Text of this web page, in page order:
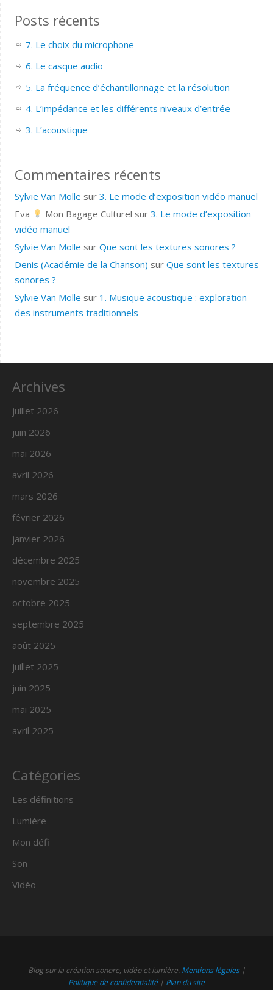
Posts récents
7. Le choix du microphone
6. Le casque audio
5. La fréquence d’échantillonnage et la résolution
4. L’impédance et les différents niveaux d’entrée
3. L’acoustique
Commentaires récents
Sylvie Van Molle sur 3. Le mode d’exposition vidéo manuel
Eva
Mon Bagage Culturel sur 3. Le mode d’exposition
vidéo manuel
Sylvie Van Molle sur Que sont les textures sonores ?
Denis (Académie de la Chanson) sur Que sont les textures
sonores ?
Sylvie Van Molle sur 1. Musique acoustique : exploration
des instruments traditionnels
Archives
juillet 2026
juin 2026
mai 2026
avril 2026
mars 2026
février 2026
janvier 2026
décembre 2025
novembre 2025
octobre 2025
septembre 2025
août 2025
juillet 2025
juin 2025
mai 2025
avril 2025
Catégories
Les définitions
Lumière
Mon défi
Son
Vidéo
Blog sur la création sonore, vidéo et lumière. Mentions légales|
Politique de confidentialité| Plan du site